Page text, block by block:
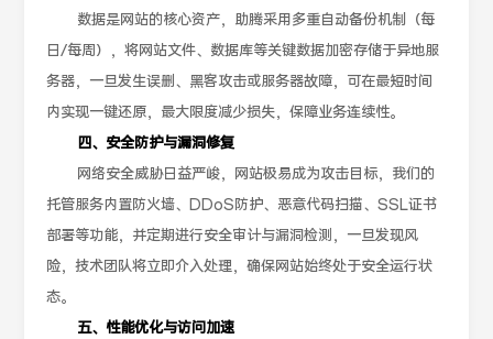
数据是网站的核心资产，助腾采用多重自动备份机制（每
日/每周），将网站文件、数据库等关键数据加密存储于异地服
务器，一旦发生误删、黑客攻击或服务器故障，可在最短时间
内实现一键还原，最大限度减少损失，保障业务连续性。
四、安全防护与漏洞修复
网络安全威胁日益严峻，网站极易成为攻击目标，我们的
托管服务内置防火墙、DDoS防护、恶意代码扫描、SSL证书
部署等功能，并定期进行安全审计与漏洞检测，一旦发现风
险，技术团队将立即介入处理，确保网站始终处于安全运行状
态。
五、性能优化与访问加速